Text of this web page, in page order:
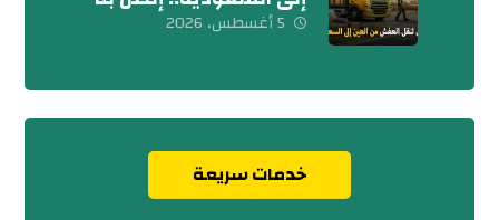
اليوم
5 أغسطس، 2026
خدمات سريعة